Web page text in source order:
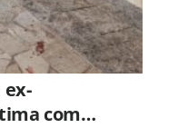
ex-
com